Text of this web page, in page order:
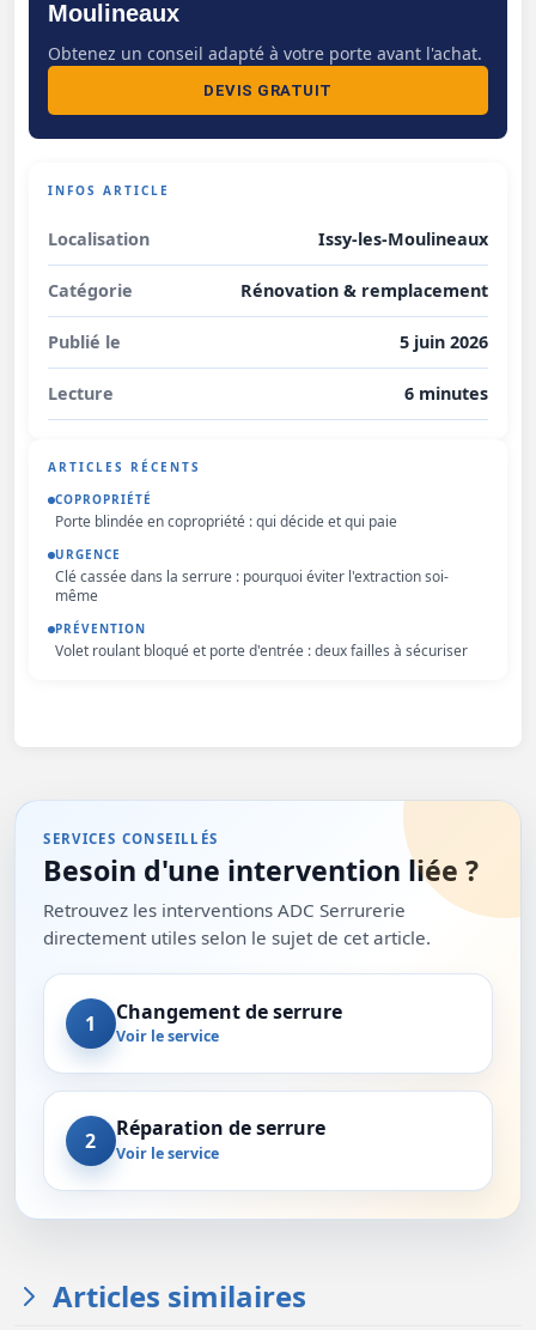
Moulineaux
Obtenez un conseil adapté à votre porte avant l'achat.
DEVIS GRATUIT
INFOS ARTICLE
Localisation Issy-les-Moulineaux
Catégorie Rénovation & remplacement
Publié le 5 juin 2026
Lecture 6 minutes
ARTICLES RÉCENTS
COPROPRIÉTÉ
Porte blindée en copropriété : qui décide et qui paie
URGENCE
Clé cassée dans la serrure : pourquoi éviter l'extraction soi-
même
PRÉVENTION
Volet roulant bloqué et porte d'entrée : deux failles à sécuriser
SERVICES CONSEILLÉS
Besoin d'une intervention liée ?
Retrouvez les interventions ADC Serrurerie
directement utiles selon le sujet de cet article.
1 Changement de serrure
Voir le service
2 Réparation de serrure
Voir le service
Articles similaires